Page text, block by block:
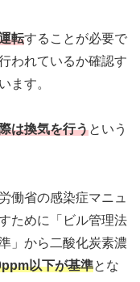
転することが必要で
われているか確認す
ます。
は換気を行うという
働省の感染症マニュ
ために「ビル管理法
」から二酸化炭素濃
以下が基準とな